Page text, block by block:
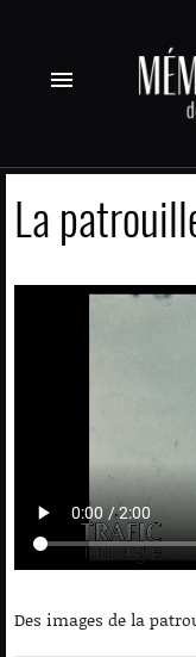
menu
La
Des images de la